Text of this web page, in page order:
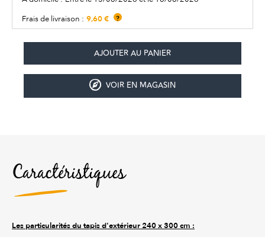
Frais de livraison : 9,60 € ?
VOIR EN MAGASIN
Caractéristiques
Les particularités du tapis d'extérieur 240 x 300 cm :